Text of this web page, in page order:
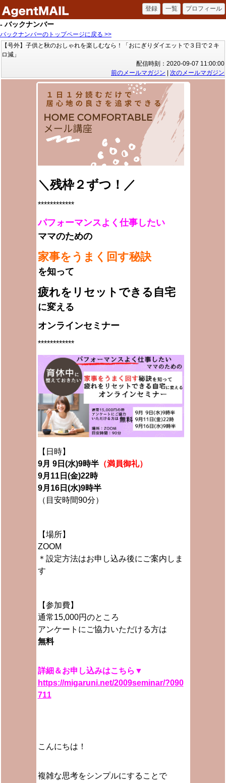
- バックナンバー
バックナンバーのトップページに戻る >>
【号外】子供と秋のおしゃれを楽しむなら！「おにぎりダイエットで３日で２キ
ロ減」
配信時刻：2020-09-07 11:00:00
前のメールマガジン
次のメールマガジン
＼残枠２ずつ！／
************
パフォーマンスよく仕事したい
ママのための
家事をうまく回す秘訣
を知って
疲れをリセットできる自宅
に変える
オンラインセミナー
************
【日時】
9月 9日(水)9時半（満員御礼）
9月11日(金)22時
9月16日(水)9時半
（目安時間90分）
【場所】
ZOOM
＊設定方法はお申し込み後にご案内しま
す
【参加費】
通常15,000円のところ
アンケートにご協力いただける方は
無料
詳細＆お申し込みはこちら▼
https://migaruni.net/2009seminar/?090
711
こんにちは！
複雑な思考をシンプルにすることで